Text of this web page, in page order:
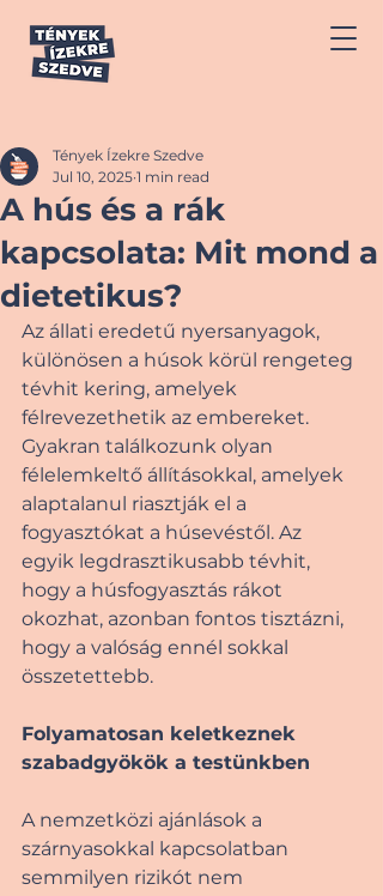
A hús és a rák
kapcsolata: Mit mond a
dietetikus?
Tények Ízekre Szedve
Jul 10, 2025 1 min read
Az állati eredetű nyersanyagok,
különösen a húsok körül rengeteg
tévhit kering, amelyek
félrevezethetik az embereket.
Gyakran találkozunk olyan
félelemkeltő állításokkal, amelyek
alaptalanul riasztják el a
fogyasztókat a húsevéstől. Az
egyik legdrasztikusabb tévhit,
hogy a húsfogyasztás rákot
okozhat, azonban fontos tisztázni,
hogy a valóság ennél sokkal
összetettebb.
Folyamatosan keletkeznek
szabadgyökök a testünkben
A nemzetközi ajánlások a
szárnyasokkal kapcsolatban
semmilyen rizikót nem